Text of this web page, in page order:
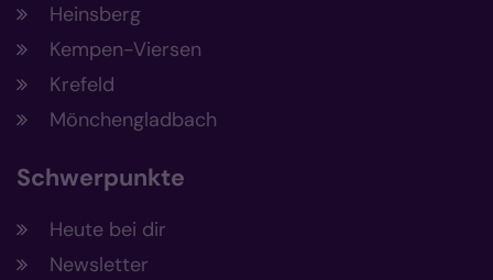
Heinsberg
Kempen-Viersen
Krefeld
Mönchengladbach
Schwerpunkte
Heute bei dir
Newsletter